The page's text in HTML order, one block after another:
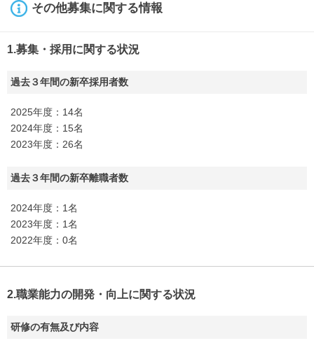
その他募集に関する情報
1.募集・採用に関する状況
過去３年間の新卒採用者数
2025年度：14名
2024年度：15名
2023年度：26名
過去３年間の新卒離職者数
2024年度：1名
2023年度：1名
2022年度：0名
2.職業能力の開発・向上に関する状況
研修の有無及び内容